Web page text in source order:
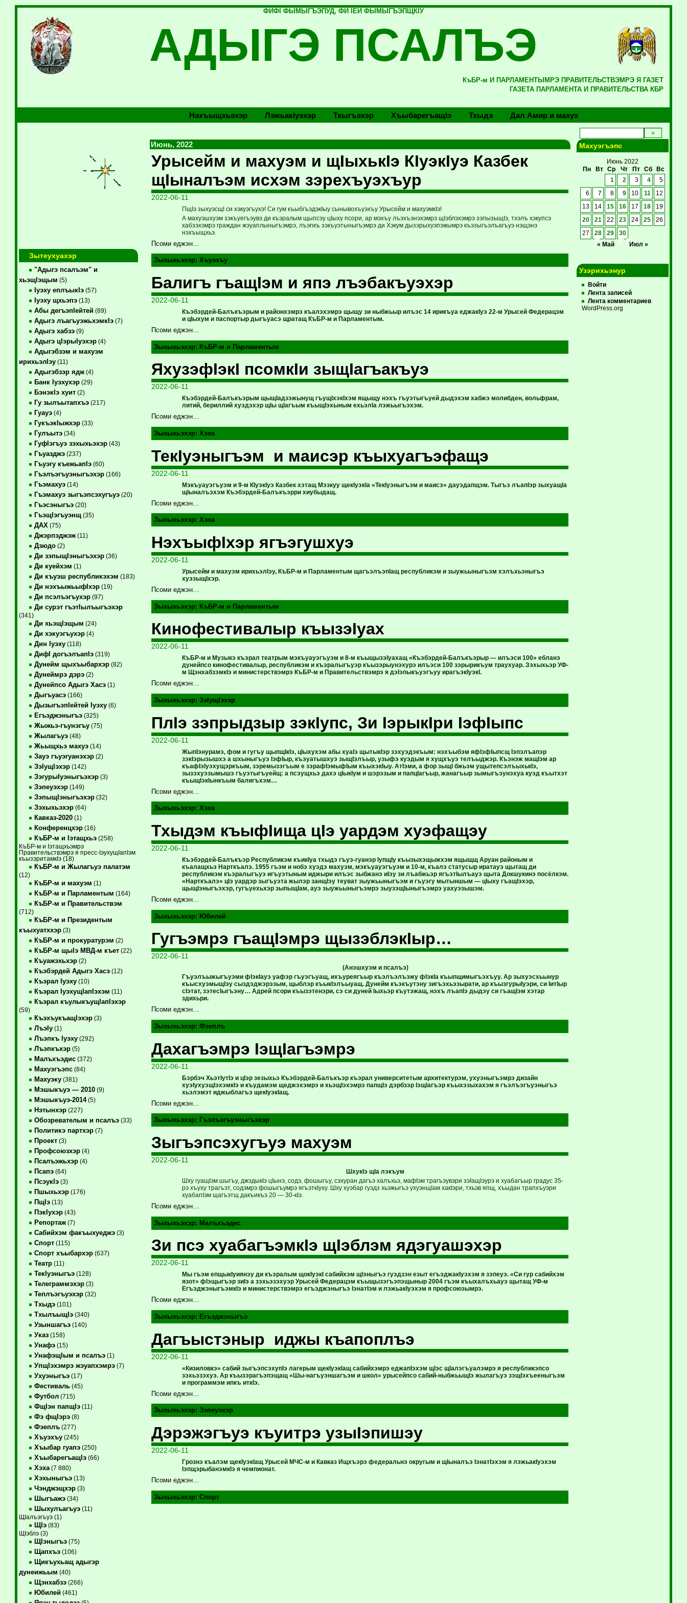
ФИФI ФЫМЫГЪЭПУД, ФИ IЕЙ ФЫМЫГЪЭПЩКIУ
АДЫГЭ ПСАЛЪЭ
КъБР-м И ПАРЛАМЕНТЫМРЭ ПРАВИТЕЛЬСТВЭМРЭ Я ГАЗЕТ
ГАЗЕТА ПАРЛАМЕНТА И ПРАВИТЕЛЬСТВА КБР
Нэхъыщхьэхэр Лэжьакlуэхэр Тхыгъэхэр Хъыбарегъащlэ Тхыдэ Дал Амир и махуэ
Зытеухуахэр
"Адыгэ псалъэм" и
хьэщIэщым (5)
Iуэху еплъыкIэ(57)
Iуэху щхьэпэ(13)
Абы дегъэпIейтей(89)
Адыгэ лъагъуэжьхэмкIэ(7)
Адыгэ хабзэ(9)
Адыгэ цIэрыIуэхэр(4)
Адыгэбзэм и махуэм
ирихьэлIэу(11)
Адыгэбзэр ядж(4)
Банк Iуэхухэр(29)
БэнэкIэ хуит(2)
Гу зылъытапхъэ(217)
Гуауэ(4)
ГукъэкIыжхэр(33)
Гулъытэ(34)
ГуфIэгъуэ зэхыхьэхэр(43)
Гъуазджэ(237)
Гъуэгу къежьапIэ(60)
Гъэлъэгъуэныгъэхэр(166)
Гъэмахуэ(14)
Гъэмахуэ зыгъэпсэхугъуэ(20)
Гъэсэныгъэ(20)
ГъэщIэгъуэнщ(35)
ДАХ (75)
Джэрпэджэж(11)
Дзюдо(2)
Ди зэпыщIэныгъэхэр(36)
Ди куейхэм (1)
Ди къуэш республикэхэм (183)
Ди нэхъыжьыфIхэр(19)
Ди псэлъэгъухэр(97)
Ди сурэт гъэтIылъыгъэхэр
(341)
Ди хьэщIэщым (24)
Ди хэкуэгъухэр(4)
Дин Iуэху(118)
ДифI догъэлъапIэ(319)
Дунейм щыхъыбархэр(82)
Дунеймрэ дэрэ(2)
Дунейпсо Адыгэ Хасэ(1)
Дыгъуасэ(166)
ДызыгъэпIейтей Iуэху(6)
Егъэджэныгъэ(325)
Жыжьэ-гъунэгъу(75)
Жылагъуэ(48)
Жьыщхьэ махуэ(14)
Зауэ гъуэгуанэхэр(2)
ЗэIущIэхэр(142)
ЗэгурыIуэныгъэхэр(3)
Зэпеуэхэр(149)
ЗэпыщIэныгъэхэр(32)
Зэхыхьэхэр(64)
Кавказ-2020(1)
Конференцхэр(16)
КъБР-м и Iэтащхьэ(258)
КъБР-м и Iэтащхьэмрэ
Правительствэмрэ я пресс-IэухущIапIэм
къызэритамкIэ (18)
КъБР-м и Жылагъуэ палатэм
(12)
КъБР-м и махуэм (1)
КъБР-м и Парламентым (164)
КъБР-м и Правительствэм
(712)
КъБР-м и Президентым
къыхуатххэр(3)
КъБР-м и прокуратурэм (2)
КъБР-м щыIэ МВД-м къет(22)
Къуажэхьхэр(2)
Къэбэрдей Адыгэ Хасэ(12)
Къэрал Iуэху(10)
Къэрал IуэхущIапIэхэм (11)
Къэрал къулыкъущIапIэхэр
(59)
КъэхъукъащIэхэр(3)
ЛъэIу(1)
Лъэпкъ Iуэху(292)
Лъэпкъхэр(5)
Малъхъэдис(372)
Махуэгъэпс(84)
Махуэку(381)
Мэшыкъуэ — 2010(9)
Мэшыкъуэ-2014(5)
Нэтынхэр(227)
Обозревателым и псалъэ(33)
Политикэ партхэр(7)
Проект(3)
Профсоюзхэр(4)
Псалъэжьхэр(4)
Псапэ(64)
ПсэукIэ(3)
Пшыхьхэр(176)
ПщIэ(13)
ПэкIухэр(43)
Репортаж(7)
Сабийхэм факъыхуеджэ(3)
Спорт(115)
Спорт хъыбархэр(637)
Театр(11)
ТекIуэныгъэ(128)
Телеграммэхэр(3)
Теплъэгъуэхэр(32)
Тхыдэ(101)
ТхылъыщIэ(340)
Узыншагъэ(140)
Указ(158)
Унафэ(15)
УнафэщIым и псалъэ(1)
УпщIэхэмрэ жэуапхэмрэ(7)
Ухуэныгъэ(17)
Фестиваль(45)
Футбол(715)
ФщIэн папщIэ(11)
Фэ фщIэрэ(8)
Фэеплъ(277)
Хъуэхъу(245)
Хъыбар гуапэ(250)
ХъыбарегъащIэ(66)
Хэха(7 880)
Хэхыныгъэ(13)
Чэнджэщхэр(3)
Шыгъажэ(34)
Шыхулъагъуэ(11)
ЩIалъэгъуэ (1)
ЩIэ(83)
ЩIэблэ (3)
ЩIэныгъэ(75)
Щапхъэ(106)
Щикъухьащ адыгэр
дунеижьым (40)
Щэнхабзэ(266)
Юбилей(461)
Июнь, 2022
Урысейм и махуэм и щIыхькIэ КIуэкIуэ Казбек
щIыналъэм исхэм зэрехъуэхъур
2022-06-11
ПщIэ зыхуэсщI си хэкуэгъухэ! Си гум къыбгъэдэкIыу сынывохъуэхъу Урысейм и махуэмкIэ!
А махуэшхуэм зэкъуегъэувэ ди къэралым щыпсэу цIыху псори, ар мэхъу лъэхъэнэхэмрэ щIэблэхэмрэ зэпызыщIэ, тхэлъ хэкупсэ
хабзэхэмрэ граждан жэуаплыныгъэмрэ, лъэпкъ зэкъуэтыныгъэмрэ ди Хэкум дызэрыхуэпэжымрэ къэзыгъэлъагъуэ нэщэнэ
нэхъыщхьэ.
Псоми еджэн…
Зыхыхьэхэр: Хъуэхъу
Балигъ гъащIэм и япэ лъэбакъуэхэр
2022-06-11
Къэбэрдей-Балъкъэрым и районхэмрэ къалэхэмрэ щыщу зи ныбжьыр илъэс 14 ирикъуа еджакIуэ 22-м Урысей Федерацэм
и цIыхум и паспортыр дыгъуасэ щратащ КъБР-м и Парламентым.
Псоми еджэн…
Зыхыхьэхэр: КъБР-м и Парламентым
ЯхузэфIэкI псомкIи зыщIагъакъуэ
2022-06-11
Къэбэрдей-Балъкъэрым щыщIадзэжынущ гъущIхэкIхэм ящыщу нэхъ гъуэтыгъуей дыдэхэм хабжэ молибден, вольфрам,
литий, бериллий хуэдэхэр щIы щIагъым къыщIэхыным ехьэлIа лэжьыгъэхэм.
Псоми еджэн…
Зыхыхьэхэр: Хэха
ТекIуэныгъэм и маисэр къыхуагъэфащэ
2022-06-11
Мэкъуауэгъуэм и 9-м КIуэкIуэ Казбек хэтащ Мэзкуу щекIуэкIа «ТекIуэныгъэм и маисэ» дауэдапщэм. Тыгъэ лъапIэр зыхуащIа
щIыналъэхэм Къэбэрдей-Балъкъэрри хиубыдащ.
Псоми еджэн…
Зыхыхьэхэр: Хэха
НэхъыфIхэр ягъэгушхуэ
2022-06-11
Урысейм и махуэм ирихьэлIэу, КъБР-м и Парламентым щагъэлъэпIащ республикэм и зыужьыныгъэм хэлъхьэныгъэ
хуэзыщIхэр.
Псоми еджэн…
Зыхыхьэхэр: КъБР-м и Парламентым
Кинофестивалыр къызэIуах
2022-06-11
КъБР-м и Музыкэ къэрал театрым мэкъуауэгъуэм и 8-м къыщызэIуахащ «Къэбэрдей-Балъкъэрыр — илъэси 100» ебланэ
дунейпсо кинофестивалыр, республикэм и къэралыгъуэр къызэрыунэхурэ илъэси 100 зэрырикъум траухуар. Зэхыхьэр УФ-
м ЩэнхабзэмкIэ и министерствэмрэ КъБР-м и Правительствэмрэ я дэIэпыкъуэгъуу ирагъэкIуэкI.
Псоми еджэн…
Зыхыхьэхэр: ЗэIущIэхэр
ПлIэ зэпрыдзыр зэкIупс, Зи IэрыкIри IэфIыпс
2022-06-11
ЖыпIэнурамэ, фом и гугъу щыпщIкIэ, цIыхухэм абы хуаIэ щытыкIэр зэхуэдэкъым: нэхъыбэм яфIэфIыпсщ Iэпэлъапэр
зэкIэрызышхэ а шхыныгъуэ IэфIыр, къэуатышхуэ зыщIэлъыр, узыфэ куэдым я хущхъуэ телъыджэр. Къэнэж мащIэм ар
къафIэIуэхущэркъым, зэремызэгъым е зэрафIэмыфIым къыхэкIыу. АтIэми, а фор зыщI бжьэм ущытепсэлъыхькIэ,
зызэхуэзымышэ гъуэтыгъуейщ: а псэущхьэ дахэ цIыкIум и шэрэзым и папцIагъыр, жанагъыр зымыгъэунэхуа куэд къытхэт
къыщIэкIынкъым балигъхэм…
Псоми еджэн…
Зыхыхьэхэр: Хэха
Тхыдэм къыфIища цIэ уардэм хуэфащэу
2022-06-11
Къэбэрдей-Балъкъэр Республикэм къикIуа тхыдэ гъуэ-гуанэр IупщIу къызыхэщыжхэм ящыщщ Аруан районым и
къалащхьэ Нарткъалэ. 1955 гъэм и нобэ хуэдэ махуэм, мэкъуауэгъуэм и 10-м, къалэ статусыр иратауэ щытащ ди
республикэм къэралыгъуэ игъуэтыным иджыри илъэс зыбжанэ иIэу зи лъабжьэр ягъэтIылъауэ щыта Докшукинэ посёлкэм.
«Нарткъалэ» цIэ уардэр зыгъуэта жылэр занщIэу теуват зыужьыныгъэм и гъуэгу мытыншым — цIыху гъащIэхэр,
щыщIэныгъэхэр, гугъуехьхэр зыпыщIам, ауэ зыужьыныгъэмрэ зыузэщIыныгъэмрэ уахуэзышэм.
Псоми еджэн…
Зыхыхьэхэр: Юбилей
Гугъэмрэ гъащIэмрэ щызэблэкIыр…
2022-06-11
(Анэшхуэм и псалъэ)
Гъуэлъыжыгъуэми фIэкIауэ уафэр гъуэгъуащ, ихъуреягъыр къэлъэлъэжу фIэкIа къыпщимыгъэхъуу. Ар зыхуэсхьынур
къысхуэмыщIэу сыздэджэрэзым, щыблэр къыкIэлъыуащ. Дунейм къэкъутэну зигъэхьэзырати, ар къызгурыIуэри, си IитIыр
сIэтат, зэтесIыгъэну… Адрей псори къызэтенэри, сэ си дуней Iыхьэр къутэжащ, нэхъ лъапIэ дыдэу си гъащIэм хэтар
здихьри.
Псоми еджэн…
Зыхыхьэхэр: Фэеплъ
Дахагъэмрэ IэщIагъэмрэ
2022-06-11
Бэрбэч ХьэтIутIэ и цIэр зезыхьэ Къэбэрдей-Балъкъэр къэрал университетым архитектурэм, ухуэныгъэмрэ дизайн
хуэIухуэщIэхэмкIэ и къудамэм щеджэхэмрэ и хьэщIэхэмрэ папщIэ дэрбзэр IэщIагъэр къыхэзыхахэм я гъэлъэгъуэныгъэ
хьэлэмэт иджыблагъэ щекIуэкIащ.
Псоми еджэн…
Зыхыхьэхэр: Гъэлъэгъуэныгъэхэр
Зыгъэпсэхугъуэ махуэм
2022-06-11
ШхукIэ щIа лэкъум
Шху гуащIэм шыгъу, джэдыкIэ цIынэ, содэ, фошыгъу, сэхуран дагъэ халъхьэ, мафIэм трагъэувэри зэIащIэурэ и хуабагъыр градус 35-
рэ хъуху трагъэт, содэмрэ фошыгъумрэ ягъэткIуху. Шху хуэбар гуэдз хьэжыгъэ ухуэнщIам хакIэри, тхьэв япщ, хъыдан трапхъуэри
хуабапIэм щагъэтщ дакъикъэ 20 — 30-кIэ.
Псоми еджэн…
Зыхыхьэхэр: Малъхъэдис
Зи псэ хуабагъэмкIэ щIэблэм ядэгуашэхэр
2022-06-11
Мы гъэм епщыкIуиянэу ди къэралым щокIуэкI сабийхэм щIэныгъэ гуэдзэн езыт егъэджакIуэхэм я зэпеуэ. «Си гур сабийхэм
язот» фIэщыгъэр зиIэ а зэхьэзэхуэр Урысей Федерацэм къыщызэгъэпэщыныр 2004 гъэм къыхалъхьауэ щытащ УФ-м
ЕгъэджэныгъэмкIэ и министерствэмрэ егъэджэныгъэ IэнатIэм и лэжьакIуэхэм я профсоюзымрэ.
Псоми еджэн…
Зыхыхьэхэр: Егъэджэныгъэ
Дагъыстэныр иджы къапоплъэ
2022-06-11
«Кизиловкэ» сабий зыгъэпсэхупIэ лагерым щекIуэкIащ сабийхэмрэ еджапIэхэм щIэс щIалэгъуалэмрэ я республикэпсо
зэхьэзэхуэ. Ар къызэрагъэпэщащ «Шы-нагъуэншагъэм и школ» урысейпсо сабий-ныбжьыщIэ жылагъуэ зэщIэхъееныгъэм
и программэм ипкъ иткIэ.
Псоми еджэн…
Зыхыхьэхэр: Зэпеуэхэр
Дэрэжэгъуэ къуитрэ узыIэпишэу
2022-06-11
Грознэ къалэм щекIуэкIащ Урысей МЧС-м и Кавказ Ищхъэрэ федеральнэ округым и щIыналъэ IэнатIэхэм я лэжьакIуэхэм
IэпщэрыбанэмкIэ я чемпионат.
Псоми еджэн…
Зыхыхьэхэр: Спорт
Махуэгъэпс
Июнь 2022
Пн
Вт Ср Чт Пт Сб
Вс
1
2 3 4 5
6 7 8 9 10 11 12
13 14 15 16 17 18 19
20 21 22 23 24 25 26
27 28 29
30
« Май
Июл »
Узэрихьэнур
Войти
Лента записей
Лента комментариев
WordPress.org